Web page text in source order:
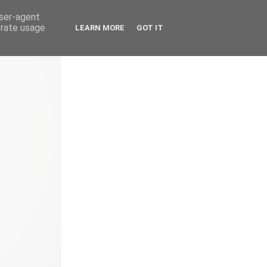
agent
usage
LEARN MORE GOT IT